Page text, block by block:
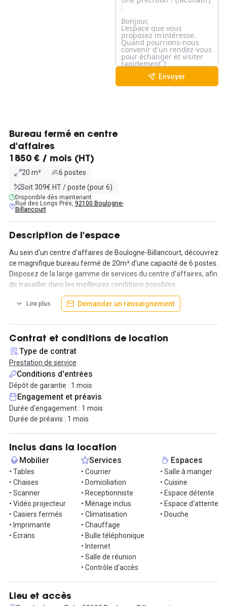
Envoyer
Bureau fermé en centre
d'affaires
1850 € / mois (HT)
20 m²
6 postes
Soit 309€ HT / poste (pour 6)
Disponible dès maintenant
Rue des Longs Prés, 92100 Boulogne-
Billancourt
Description de l'espace
Au sein d'un centre d'affaires de Boulogne-Billancourt, découvrez
ce magnifique bureau fermé de 20m² d'une capacité de 6 postes.
Disposez de la large gamme de services du centre d'affaires, afin
de travailler dans les meilleures conditions possibles.
Organisez dès aujourd'hui votre visite des locaux en nous
contactant via la messagerie Hub-Grade !
travail
Notre espace évolutif pour entrepreneurs propose au sein de son
centre des bureaux privatifs et des espaces en coworking.
Idéalement situé, Rue des longs près, proche du métro Marcel
Sembat, ce centre a été entièrement rénové et pensé pour
rendre le travail plus stimulant et agréable. Vous profitez donc de
tous les avantages d'un environnement collaboratif et de ses
services partagés :
- Box et salles de réunion
- Salle de conférence
- Espace de restauration
- Espace de détente (baby-foot, jeux vidéo, écran de projection)
- Accès à un espace reprographie (imprimante, photocopie, scan)
- Espace événementiel
Lire plus Demander un renseignement
Contrat et conditions de location
Type de contrat
Prestation de service
Conditions d'entrées
Dépôt de garantie : 1 mois
Engagement et préavis
Durée d'engagement : 1 mois
Durée de préavis : 1 mois
Inclus dans la location
Mobilier
• Tables
• Chaises
• Scanner
• Vidéo projecteur
• Casiers fermés
• Imprimante
• Ecrans
Services
• Courrier
• Domiciliation
• Receptionniste
• Ménage inclus
• Climatisation
• Chauffage
• Bulle téléphonique
• Internet
• Salle de réunion
• Contrôle d'accès
Espaces
• Salle à manger
• Cuisine
• Espace détente
• Espace d'attente
• Douche
Lieu et accès